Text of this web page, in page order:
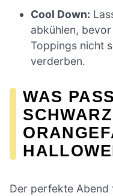
Cool Down:
abkühlen,
Toppings nicht
verderben.
WAS
SCHWARZ
Der perfekte Abend